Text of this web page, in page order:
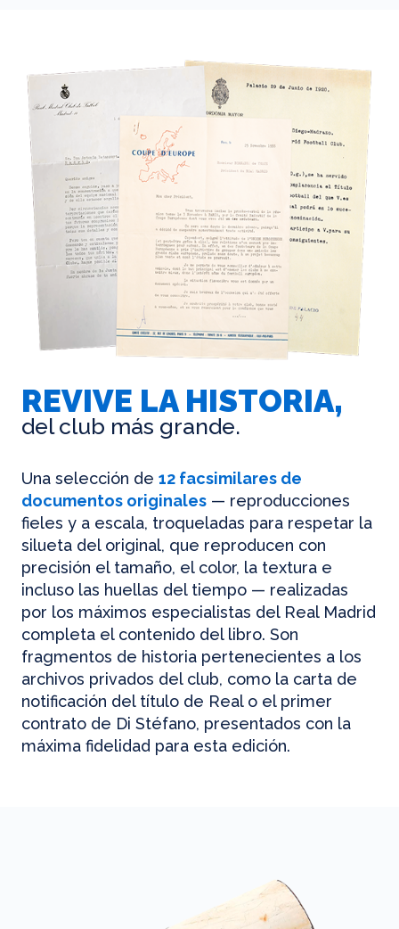
REVIVE LA HISTORIA,
del club más grande.
Una selección de 12 facsimilares de
documentos originales — reproducciones
fieles y a escala, troqueladas para respetar la
silueta del original, que reproducen con
precisión el tamaño, el color, la textura e
incluso las huellas del tiempo — realizadas
por los máximos especialistas del Real Madrid
completa el contenido del libro. Son
fragmentos de historia pertenecientes a los
archivos privados del club, como la carta de
notificación del título de Real o el primer
contrato de Di Stéfano, presentados con la
máxima fidelidad para esta edición.